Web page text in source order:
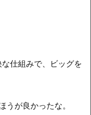
仕組みで、ビッグを
が良かったな。